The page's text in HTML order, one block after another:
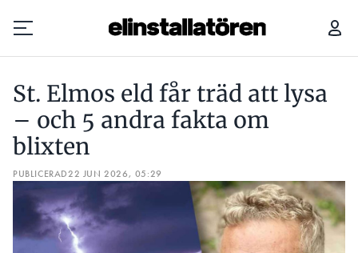
Prenumerera
Hantera prenumeration
Lediga jobb
Annonsera
St. Elmos eld får träd att lysa
– och 5 andra fakta om
blixten
PUBLICERAD22 JUN 2026, 05:29